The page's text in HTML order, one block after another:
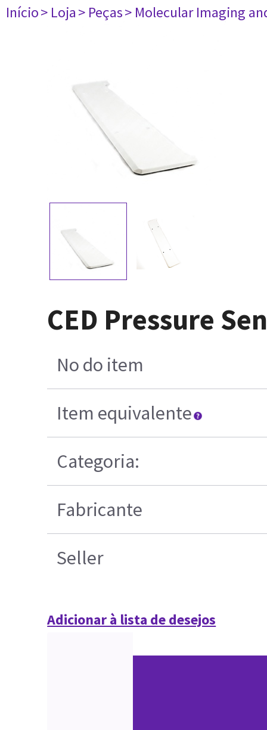
Início> Loja> Peças> Molecular Imaging
CED Pressure
No do item
Item equivalente
Categoria:
Fabricante
Seller
Adicionar à lista de desejos